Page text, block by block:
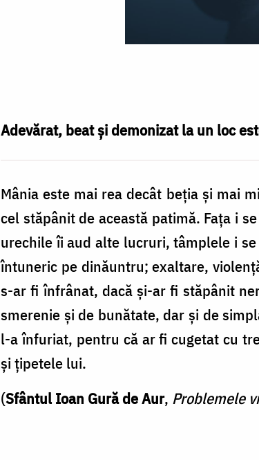
Adevărat, beat şi demonizat la un loc
Mânia este mai rea decât beţia şi mai
cel stăpânit de această patimă. Faţa i
urechile îi aud alte lucruri, tâmplele i
întuneric pe dinăuntru; exaltare,
s-ar fi înfrânat, dacă şi-ar fi stăpânit
smerenie şi de bunătate, dar şi de
l-a înfuriat, pentru că ar fi cugetat cu
şi ţipetele lui.
(Sfântul Ioan Gură de Aur, Problemele